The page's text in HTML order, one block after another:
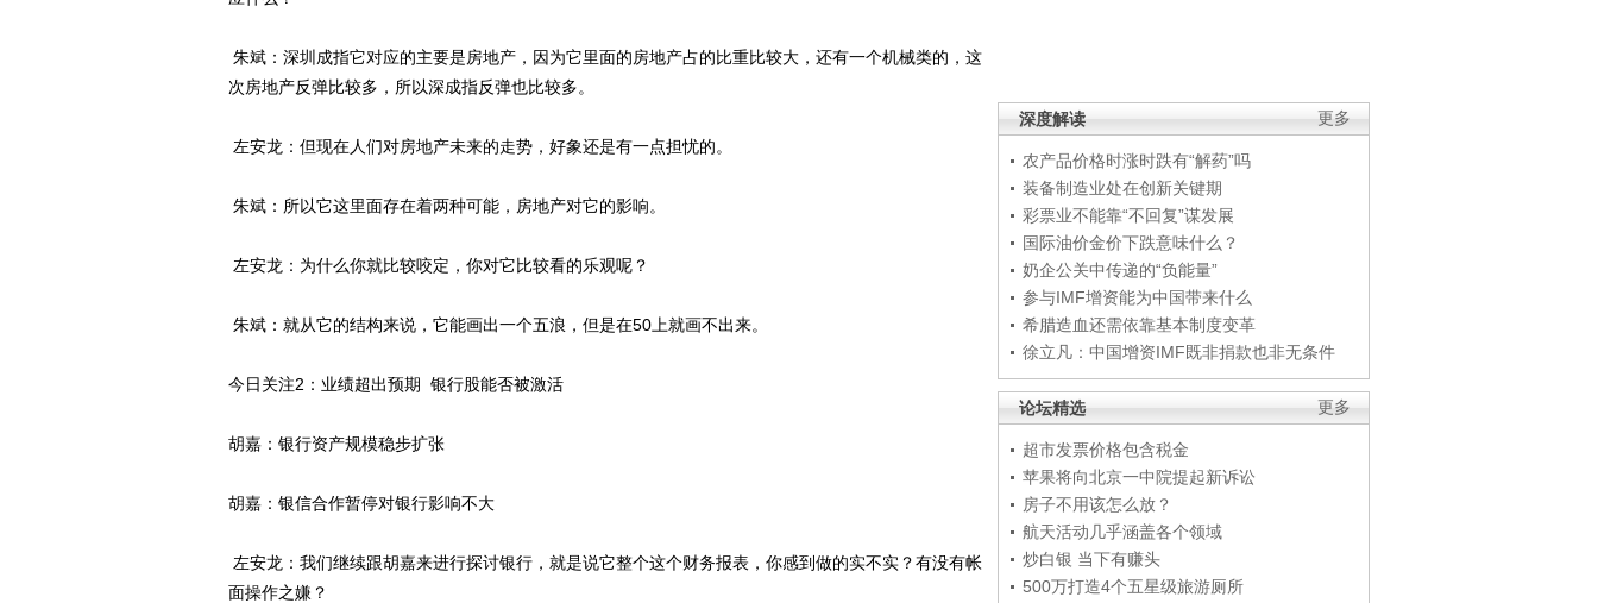
更多
深度解读
农产品价格时涨时跌有“解药”吗
装备制造业处在创新关键期
彩票业不能靠“不回复”谋发展
国际油价金价下跌意味什么？
奶企公关中传递的“负能量”
参与IMF增资能为中国带来什么
希腊造血还需依靠基本制度变革
徐立凡：中国增资IMF既非捐款也非无条件
更多
论坛精选
超市发票价格包含税金
苹果将向北京一中院提起新诉讼
房子不用该怎么放？
航天活动几乎涵盖各个领域
炒白银 当下有赚头
500万打造4个五星级旅游厕所
朱斌：深圳成指它对应的主要是房地产，因为它里面的房地产占的比重比较大，还有一个机械类的，这
次房地产反弹比较多，所以深成指反弹也比较多。
左安龙：但现在人们对房地产未来的走势，好象还是有一点担忧的。
朱斌：所以它这里面存在着两种可能，房地产对它的影响。
左安龙：为什么你就比较咬定，你对它比较看的乐观呢？
朱斌：就从它的结构来说，它能画出一个五浪，但是在50上就画不出来。
今日关注2：业绩超出预期 银行股能否被激活
胡嘉：银行资产规模稳步扩张
胡嘉：银信合作暂停对银行影响不大
左安龙：我们继续跟胡嘉来进行探讨银行，就是说它整个这个财务报表，你感到做的实不实？有没有帐
面操作之嫌？